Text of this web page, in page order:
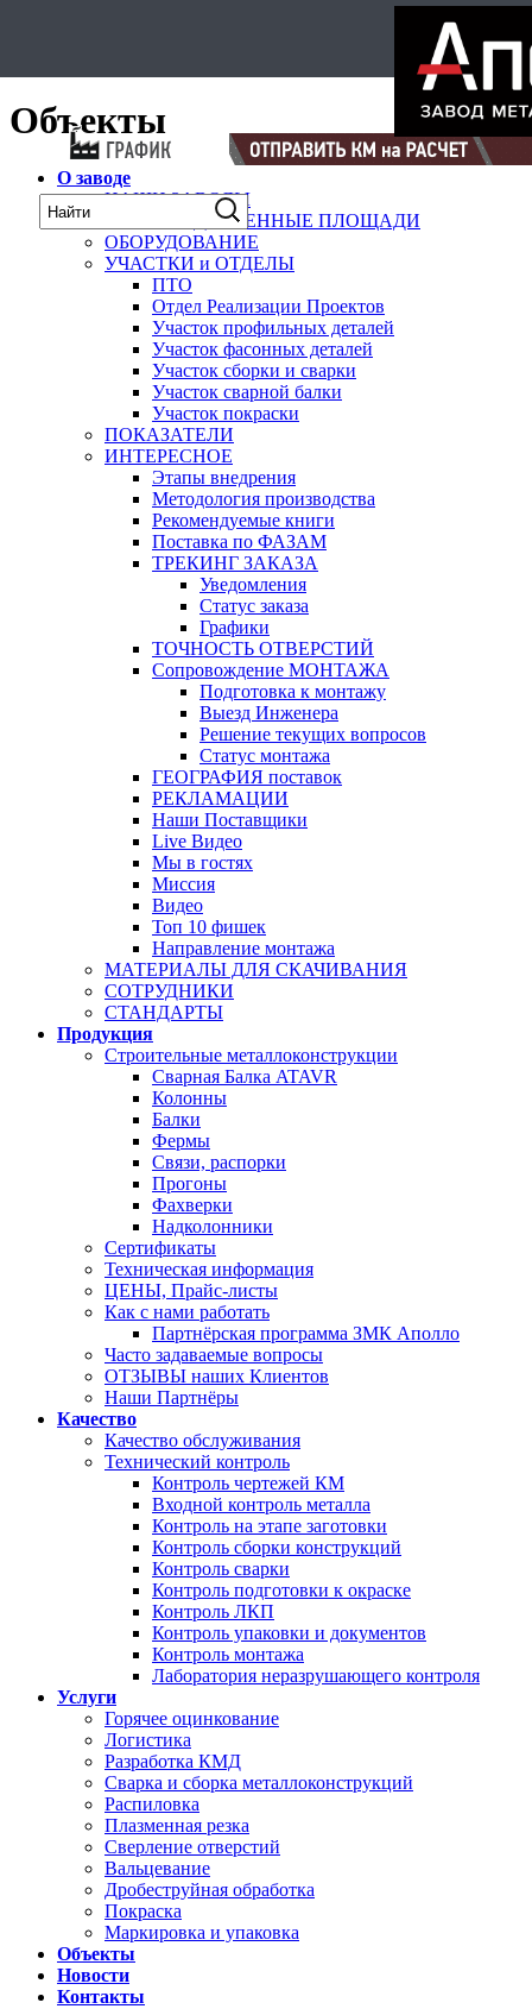
Объекты
О заводе
НАШИ ЗАВОДЫ
ПРОИЗВОДСТВЕННЫЕ ПЛОЩАДИ
ОБОРУДОВАНИЕ
УЧАСТКИ и ОТДЕЛЫ
ПТО
Отдел Реализации Проектов
Участок профильных деталей
Участок фасонных деталей
Участок сборки и сварки
Участок сварной балки
Участок покраски
ПОКАЗАТЕЛИ
ИНТЕРЕСНОЕ
Этапы внедрения
Методология производства
Рекомендуемые книги
Поставка по ФАЗАМ
ТРЕКИНГ ЗАКАЗА
Уведомления
Статус заказа
Графики
ТОЧНОСТЬ ОТВЕРСТИЙ
Сопровождение МОНТАЖА
Подготовка к монтажу
Выезд Инженера
Решение текущих вопросов
Статус монтажа
ГЕОГРАФИЯ поставок
РЕКЛАМАЦИИ
Наши Поставщики
Live Видео
Мы в гостях
Миссия
Видео
Топ 10 фишек
Направление монтажа
МАТЕРИАЛЫ ДЛЯ СКАЧИВАНИЯ
СОТРУДНИКИ
СТАНДАРТЫ
Продукция
Строительные металлоконструкции
Сварная Балка ATAVR
Колонны
Балки
Фермы
Связи, распорки
Прогоны
Фахверки
Надколонники
Сертификаты
Техническая информация
ЦЕНЫ, Прайс-листы
Как с нами работать
Партнёрская программа ЗМК Аполло
Часто задаваемые вопросы
ОТЗЫВЫ наших Клиентов
Наши Партнёры
Качество
Качество обслуживания
Технический контроль
Контроль чертежей КМ
Входной контроль металла
Контроль на этапе заготовки
Контроль сборки конструкций
Контроль сварки
Контроль подготовки к окраске
Контроль ЛКП
Контроль упаковки и документов
Контроль монтажа
Лаборатория неразрушающего контроля
Услуги
Горячее оцинкование
Логистика
Разработка КМД
Сварка и сборка металлоконструкций
Распиловка
Плазменная резка
Сверление отверстий
Вальцевание
Дробеструйная обработка
Покраска
Маркировка и упаковка
Объекты
Новости
Контакты